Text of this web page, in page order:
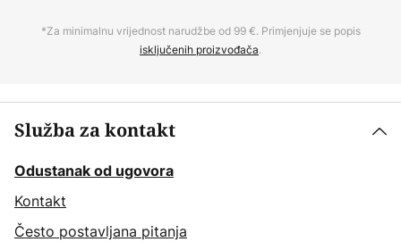
*Za minimalnu vrijednost narudžbe od 99 €. Primjenjuje se popis
isključenih proizvođača.
Služba za kontakt
Odustanak od ugovora
Kontakt
Često postavljana pitanja